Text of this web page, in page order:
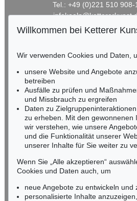
Tel.: +49 (0)221 510 908-
HESSEN
Miriam Heß
Tel.: +49 (0)62 21 58 80-
Fax: +49 (0)62 21 58 80-
NORDDEUTSCHLAND
Nico Kassel, M.A.
Mobil: +49 (0)171
n.kassel@kettererkunst.de
Willkommen bei Ketterer
Wir verwenden Cookies und Daten,
unsere Website und Angebote
betreiben
Ausfälle zu prüfen und
und Missbrauch zu ergreifen
Daten zu
zu erheben. Mit den gewonnenen
wir verstehen, wie unsere
und die Funktionalität unserer
unserer Inhalte für Sie weiter zu
Wenn Sie „Alle akzeptieren“
Cookies und Daten auch, um
neue Angebote zu entwickeln und
personalisierte Inhalte